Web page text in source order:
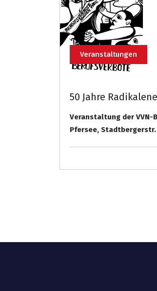
Veranstaltungen
50 Jahre
Veranstaltung der VVN-
Pfersee, Stadtbergerstr.